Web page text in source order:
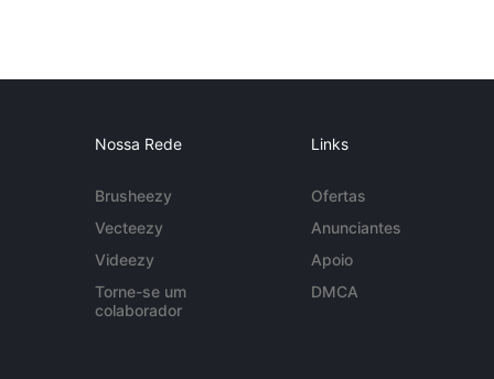
Nossa Rede
Brusheezy
Vecteezy
Videezy
Torne-se um
colaborador
Links
Ofertas
Anunciantes
Apoio
DMCA